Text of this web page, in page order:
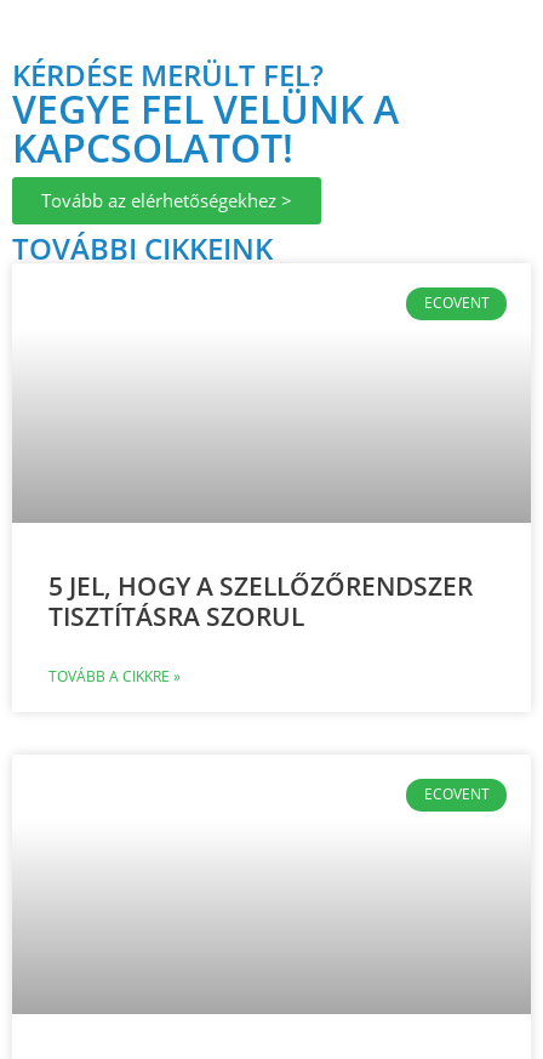
KÉRDÉSE MERÜLT FEL?
VEGYE FEL VELÜNK A
KAPCSOLATOT!
Tovább az elérhetőségekhez >
TOVÁBBI CIKKEINK
ECOVENT
5 JEL, HOGY A SZELLŐZŐRENDSZER
TISZTÍTÁSRA SZORUL
TOVÁBB A CIKKRE »
ECOVENT